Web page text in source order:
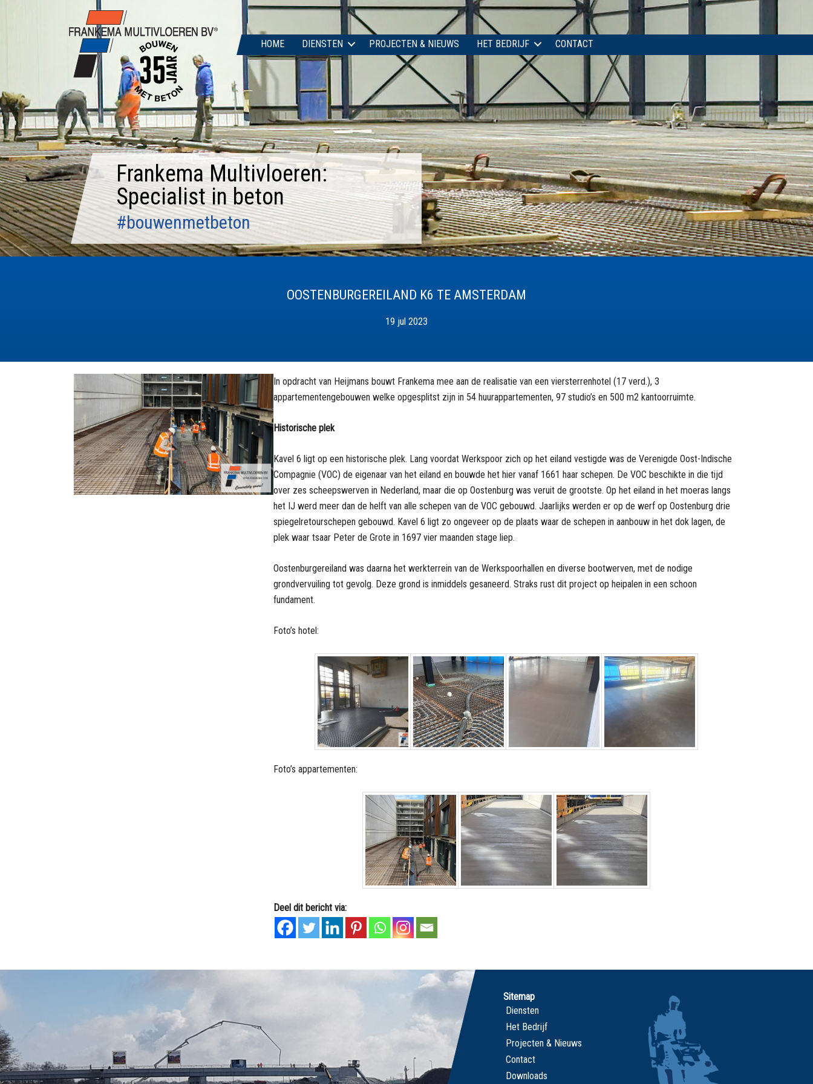
HOME DIENSTEN PROJECTEN & NIEUWS HET BEDRIJF CONTACT
Frankema Multivloeren:
Specialist in beton
#bouwenmetbeton
OOSTENBURGEREILAND K6 TE AMSTERDAM
19 jul 2023
In opdracht van Heijmans bouwt Frankema mee aan de realisatie van een viersterrenhotel (17 verd.), 3
appartementengebouwen welke opgesplitst zijn in 54 huurappartementen, 97 studio’s en 500 m2 kantoorruimte.
Historische plek
Kavel 6 ligt op een historische plek. Lang voordat Werkspoor zich op het eiland vestigde was de Verenigde Oost-Indische
Compagnie (VOC) de eigenaar van het eiland en bouwde het hier vanaf 1661 haar schepen. De VOC beschikte in die tijd
over zes scheepswerven in Nederland, maar die op Oostenburg was veruit de grootste. Op het eiland in het moeras langs
het IJ werd meer dan de helft van alle schepen van de VOC gebouwd. Jaarlijks werden er op de werf op Oostenburg drie
spiegelretourschepen gebouwd. Kavel 6 ligt zo ongeveer op de plaats waar de schepen in aanbouw in het dok lagen, de
plek waar tsaar Peter de Grote in 1697 vier maanden stage liep.
Oostenburgereiland was daarna het werkterrein van de Werkspoorhallen en diverse bootwerven, met de nodige
grondvervuiling tot gevolg. Deze grond is inmiddels gesaneerd. Straks rust dit project op heipalen in een schoon
fundament.
Foto’s hotel:
Foto’s appartementen:
Deel dit bericht via:
Sitemap
Diensten
Het Bedrijf
Projecten & Nieuws
Contact
Downloads